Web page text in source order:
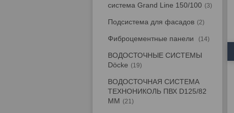
система Grand Line 150/100
3
Подсистема для фасадов 2
Фиброцементные панели 14
ВОДОСТОЧНЫЕ СИСТЕМЫ
Döcke
19
ВОДОСТОЧНАЯ СИСТЕМА
ТЕХНОНИКОЛЬ ПВХ D125/82
ММ
21